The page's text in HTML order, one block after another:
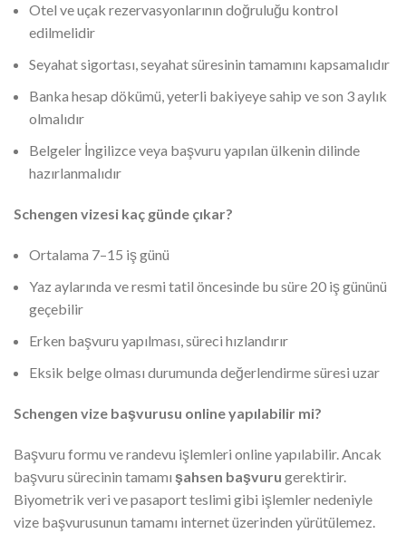
Otel ve uçak rezervasyonlarının doğruluğu kontrol
edilmelidir
Seyahat sigortası, seyahat süresinin tamamını kapsamalıdır
Banka hesap dökümü, yeterli bakiyeye sahip ve son 3 aylık
olmalıdır
Belgeler İngilizce veya başvuru yapılan ülkenin dilinde
hazırlanmalıdır
Schengen vizesi kaç günde çıkar?
Ortalama 7–15 iş günü
Yaz aylarında ve resmi tatil öncesinde bu süre 20 iş gününü
geçebilir
Erken başvuru yapılması, süreci hızlandırır
Eksik belge olması durumunda değerlendirme süresi uzar
Schengen vize başvurusu online yapılabilir mi?
Başvuru formu ve randevu işlemleri online yapılabilir. Ancak
başvuru sürecinin tamamı şahsen başvuru gerektirir.
Biyometrik veri ve pasaport teslimi gibi işlemler nedeniyle
vize başvurusunun tamamı internet üzerinden yürütülemez.